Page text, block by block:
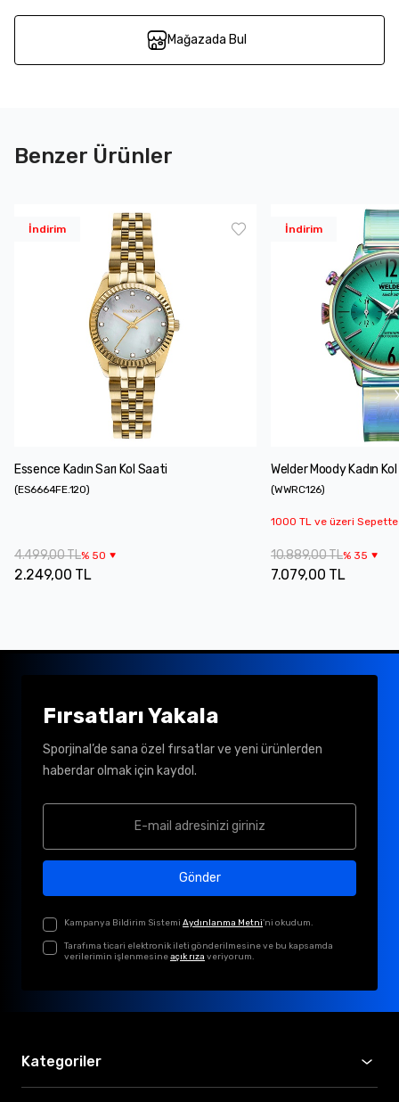
Mağazada Bul
Benzer Ürünler
İndirim
Essence Kadın Sarı Kol Saati
(ES6664FE.120)
4.499,00 TL% 50
2.249,00 TL
İndirim
Welder Moody Kadın
(WWRC126)
1000 TL ve üzeri
10.889,00 TL% 35
7.079,00 TL
Fırsatları Yakala
Sporjinal’de sana özel fırsatlar ve yeni ürünlerden
haberdar olmak için kaydol.
Gönder
Kampanya Bildirim Sistemi Aydınlanma Metni'ni okudum.
Tarafıma ticari elektronik ileti gönderilmesine ve bu kapsamda
verilerimin işlenmesineaçık rıza veriyorum.
Kategoriler